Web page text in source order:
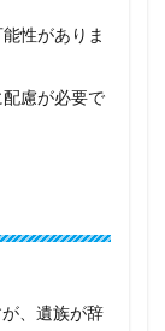
性がありま
慮が必要で
、遺族が辞